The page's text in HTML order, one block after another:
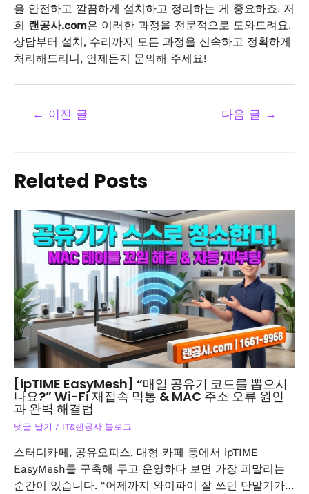
을 안전하고 깔끔하게 설치하고 정리하는 게 중요하죠. 저
희 랜공사.com은 이러한 과정을 전문적으로 도와드려요.
상담부터 설치, 수리까지 모든 과정을 신속하고 정확하게
처리해드리니, 언제든지 문의해 주세요!
← 이전 글 다음 글 →
Related Posts
[ipTIME EasyMesh] “매일 공유기 코드를 뽑으시
나요?” Wi-Fi 재접속 먹통 & MAC 주소 오류 원인
과 완벽 해결법
댓글 달기 / IT&랜공사 블로그
스터디카페, 공유오피스, 대형 카페 등에서 ipTIME
EasyMesh를 구축해 두고 운영하다 보면 가장 피말리는
순간이 있습니다. “어제까지 와이파이 잘 쓰던 단말기가…